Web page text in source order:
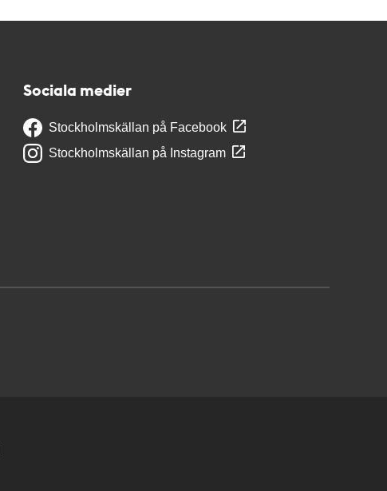
Sociala medier
Stockholmskällan på Facebook
Stockholmskällan på Instagram